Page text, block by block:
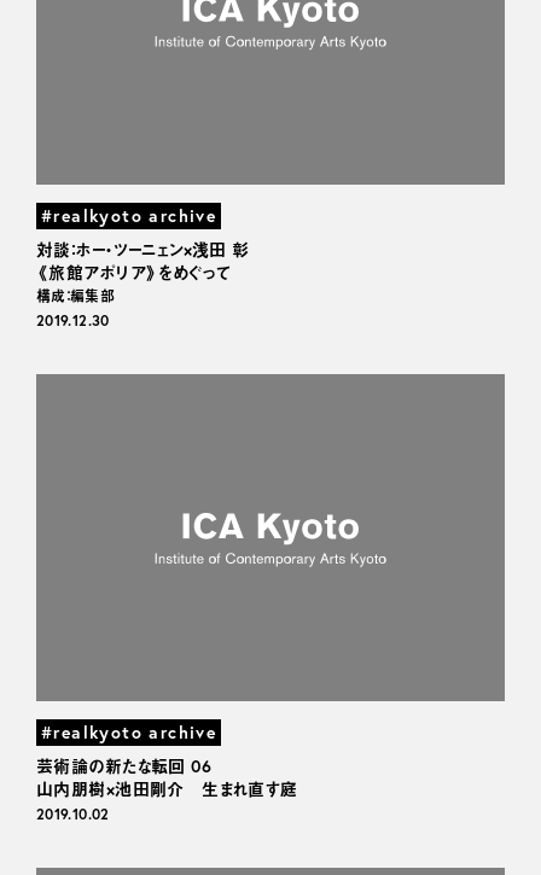
#realkyoto archive
対談：ホー・ツーニェン×浅田 彰
《旅館アポリア》をめぐって
構成：編集部
2019.12.30
#realkyoto archive
芸術論の新たな転回 06
山内朋樹×池田剛介 生まれ直す庭
2019.10.02